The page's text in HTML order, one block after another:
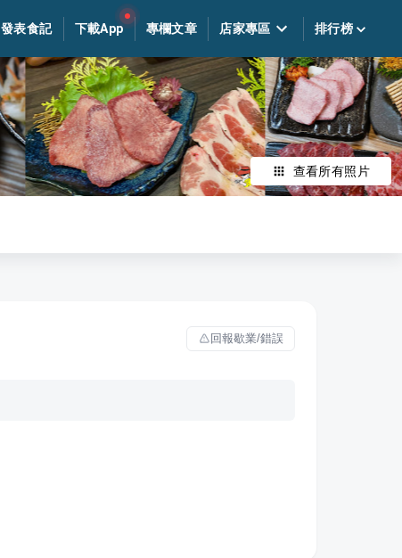
發表食記 下載App 專欄文章 店家專區 排行榜
查看所有照片
回報歇業/錯誤